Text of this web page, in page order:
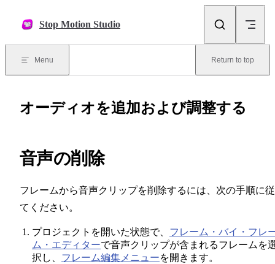
Stop Motion Studio
Menu Return to top
オーディオを追加および調整する
音声の削除
フレームから音声クリップを削除するには、次の手順に
てください。
プロジェクトを開いた状態で、 フレーム・バイ・フレ
ム・エディターで音声クリップが含まれるフレームを
択し、 フレーム編集メニューを開きます。